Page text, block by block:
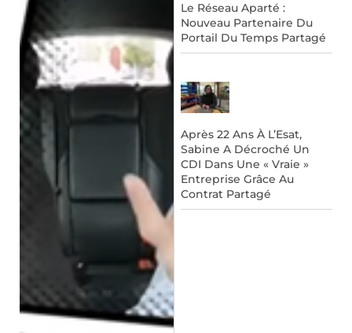
Le Réseau Aparté :
Nouveau Partenaire Du
Portail Du Temps Partagé
Après 22 Ans À L’Esat,
Sabine A Décroché Un
CDI Dans Une « Vraie »
Entreprise Grâce Au
Contrat Partagé